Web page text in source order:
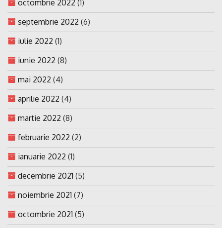
octombrie 2022 (1)
septembrie 2022 (6)
iulie 2022 (1)
iunie 2022 (8)
mai 2022 (4)
aprilie 2022 (4)
martie 2022 (8)
februarie 2022 (2)
ianuarie 2022 (1)
decembrie 2021 (5)
noiembrie 2021 (7)
octombrie 2021 (5)